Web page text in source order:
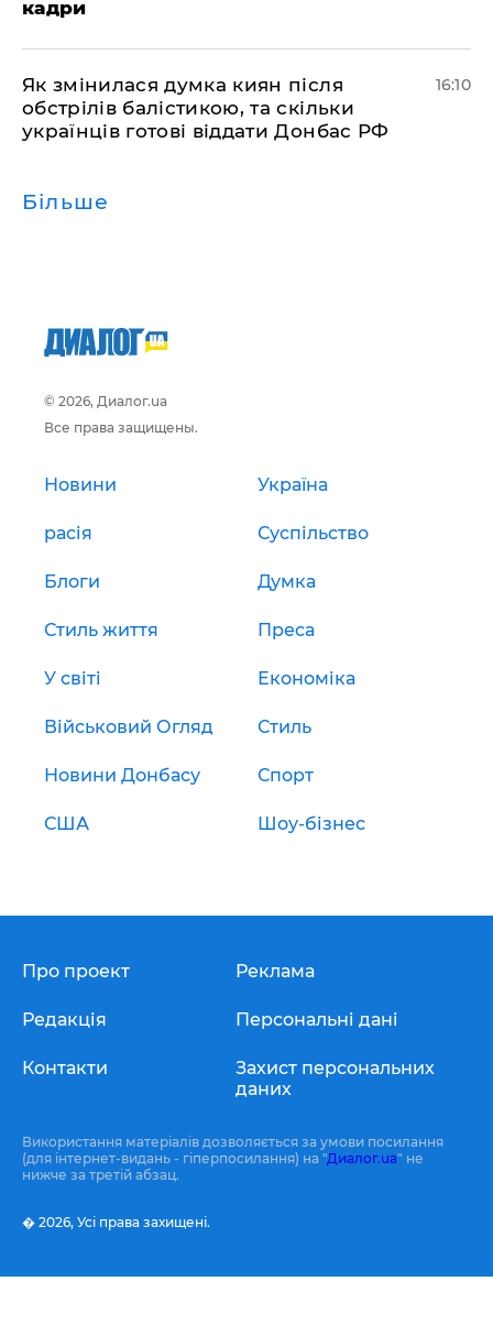
кадри
Як змінилася думка киян після
обстрілів балістикою, та скільки
українців готові віддати Донбас РФ
16:10
Більше
© 2026, Диалог.ua
Все права защищены.
Новини Україна
расія Суспільство
Блоги Думка
Стиль життя Преса
У світі Економіка
Військовий Огляд Стиль
Новини Донбасу Спорт
США Шоу-бізнес
Про проект
Редакція
Контакти
Реклама
Персональні дані
Захист персональних
даних
Використання матеріалів дозволяється за умови посилання
(для інтернет-видань - гіперпосилання) на "Диалог.ua" не
нижче за третій абзац.
� 2026, Усі права захищені.